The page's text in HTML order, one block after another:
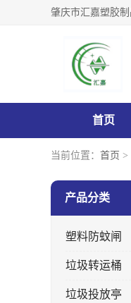
首页
当前位置： 首页 >
产品分类
塑料防蚊闸
垃圾转运桶
垃圾投放亭